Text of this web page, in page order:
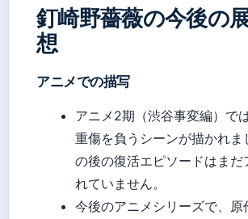
釘崎野薔薇の今後の
想
アニメでの描写
アニメ2期（渋谷事変編）で
重傷を負うシーンが描かれま
の後の復活エピソードはまだ
れていません。
今後のアニメシリーズで、原